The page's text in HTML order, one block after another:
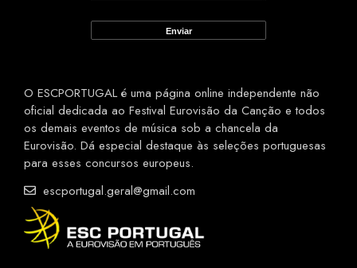
O ESCPORTUGAL é uma página online independente não
oficial dedicada ao Festival Eurovisão da Canção e todos
os demais eventos de música sob a chancela da
Eurovisão. Dá especial destaque às seleções portuguesas
para esses concursos europeus.
escportugal.geral@gmail.com